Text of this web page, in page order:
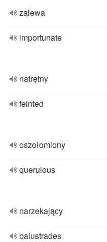
zalewa
importunate
natrętny
feinted
oszołomiony
querulous
narzekający
balustrades